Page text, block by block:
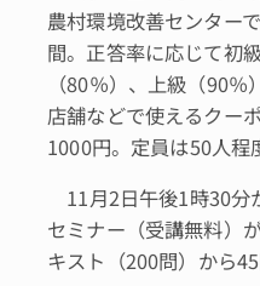
農村環境改善センター
間。正答率に応じて初
（80％）、上級（90
店舗などで使えるクー
1000円。定員は50人程
11月2日午後1時30分
セミナー（受講無料）
キスト（200問）から